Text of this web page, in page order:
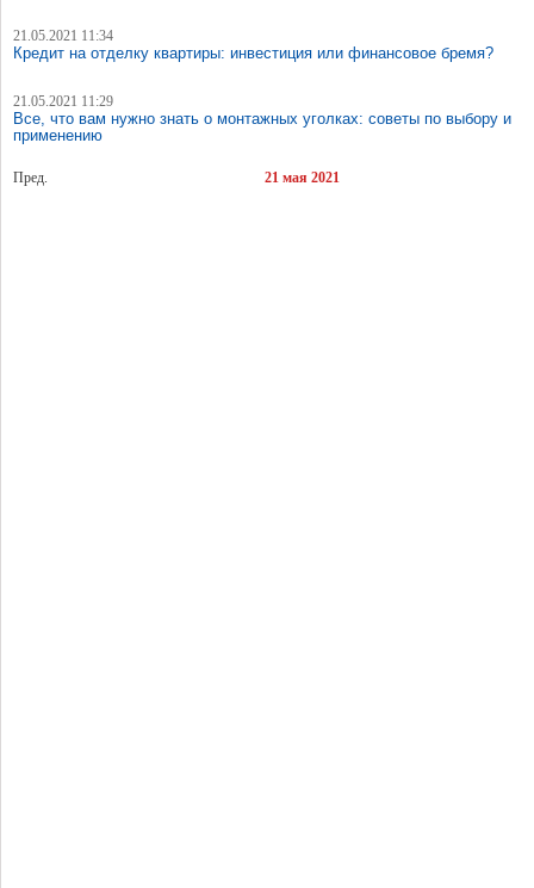
21.05.2021 11:34
Кредит на отделку квартиры: инвестиция или финансовое бремя?
21.05.2021 11:29
Все, что вам нужно знать о монтажных уголках: советы по выбору и
применению
Пред. 21 мая 2021